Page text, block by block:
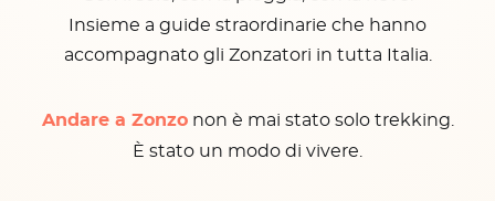
Insieme a guide straordinarie che hanno
accompagnato gli Zonzatori in tutta Italia.
Andare a Zonzonon è mai stato solo trekking.
È stato un modo di vivere.